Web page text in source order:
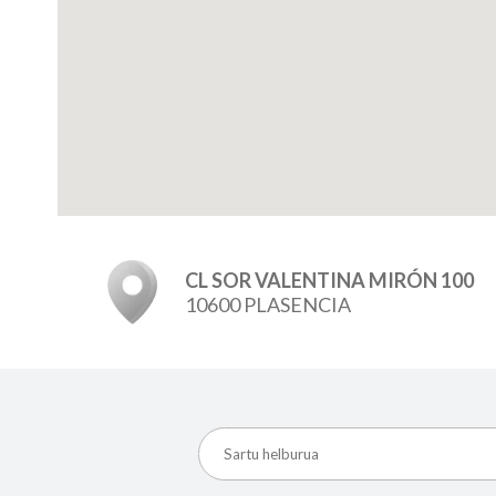
CL SOR VALENTINA MIRÓN 100
10600 PLASENCIA